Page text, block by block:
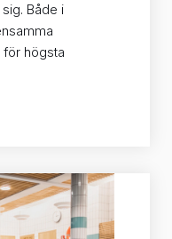
Både i
för högsta